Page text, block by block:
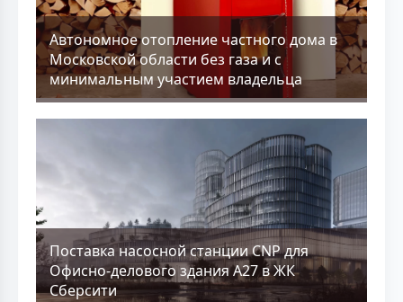
Aвтономное отопление частного дома в
Московской области без газа и с
минимальным участием владельца
Поставка насосной станции CNP для
Офисно-делового здания А27 в ЖК
Сберсити